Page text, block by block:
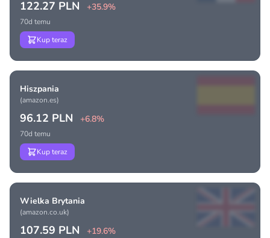
122.27 PLN +35.9%
70d temu
Kup teraz
Hiszpania
(amazon.es)
96.12 PLN +6.8%
70d temu
Kup teraz
Wielka Brytania
(amazon.co.uk)
107.59 PLN +19.6%